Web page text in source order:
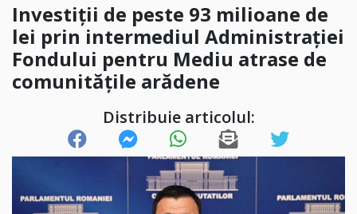
Investiții de peste 93 milioane de
lei prin intermediul Administrației
Fondului pentru Mediu atrase de
comunitățile arădene
Distribuie articolul: